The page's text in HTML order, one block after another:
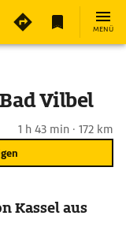
MENÜ
Vilbel
1 h 43 min · 172 km
Kassel aus